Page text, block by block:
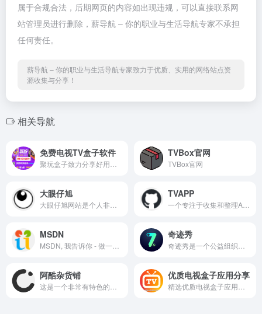
属于合规合法，后期网页的内容如出现违规，可以直接联系网
站管理员进行删除，薪导航 – 你的职业与生活导航专家不承担
任何责任。
薪导航 – 你的职业与生活导航专家致力于优质、实用的网络站点资
源收集与分享！
相关导航
免费电视TV盒子软件 TVBox官网
TVBox官网
大眼仔旭 TVAPP
MSDN 奇迹秀
阿酷杂货铺 优质电视盒子应用分享